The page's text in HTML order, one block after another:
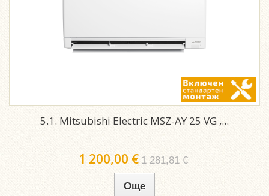
5.1. Mitsubishi Electric MSZ-AY 25 VG ,...
1 200,00 € 1 281,81 €
Още